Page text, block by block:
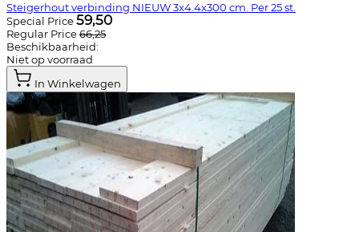
Steigerhout verbinding NIEUW 3x4.4x300 cm. Per 25 st.
Special Price59,50
Regular Price66,25
Beschikbaarheid:
Niet op voorraad
In Winkelwagen